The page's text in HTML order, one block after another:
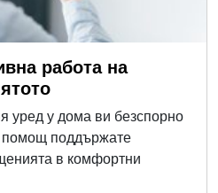
работа на
уред у дома ви безспорно
помощ поддържате
в комфортни